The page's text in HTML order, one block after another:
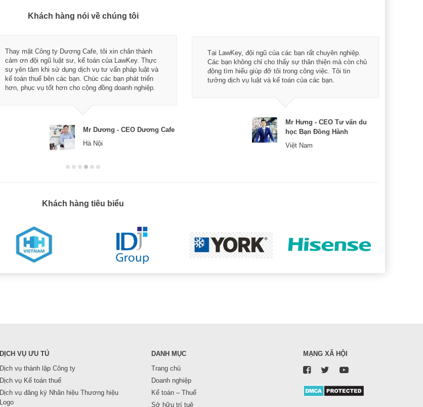
Khách hàng nói về chúng tôi
Thay mặt Công ty Dương Cafe, tôi xin chân thành
cảm ơn đội ngũ luật sư, kế toán của LawKey. Thực
sự yên tâm khi sử dụng dịch vụ tư vấn pháp luật và
kế toán thuế bên các bạn. Chúc các bạn phát triển
hơn, phục vụ tốt hơn cho cộng đồng doanh nghiệp.
Mr Dương - CEO Dương Cafe
Hà Nội
Tại LawKey, đội ngũ của các bạn rất chuyên nghiệp.
Các bạn không chỉ cho thấy sự thân thiện mà còn chủ
động tìm hiểu giúp đỡ tôi trong công việc. Tôi tin
tưởng dịch vụ luật và kế toán của các bạn.
Mr Hưng - CEO Tư vấn du
học Bạn Đồng Hành
Việt Nam
Khách hàng tiêu biểu
DỊCH VỤ ƯU TÚ
Dịch vụ thành lập Công ty
Dịch vụ Kế toán thuế
Dịch vụ đăng ký Nhãn hiệu Thương hiệu
Logo
DANH MỤC
Trang chủ
Doanh nghiệp
Kế toán – Thuế
Sở hữu trí tuệ
MẠNG XÃ HỘI